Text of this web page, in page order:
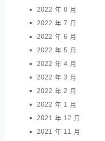
2022 年 8 月
2022 年 7 月
2022 年 6 月
2022 年 5 月
2022 年 4 月
2022 年 3 月
2022 年 2 月
2022 年 1 月
2021 年 12 月
2021 年 11 月